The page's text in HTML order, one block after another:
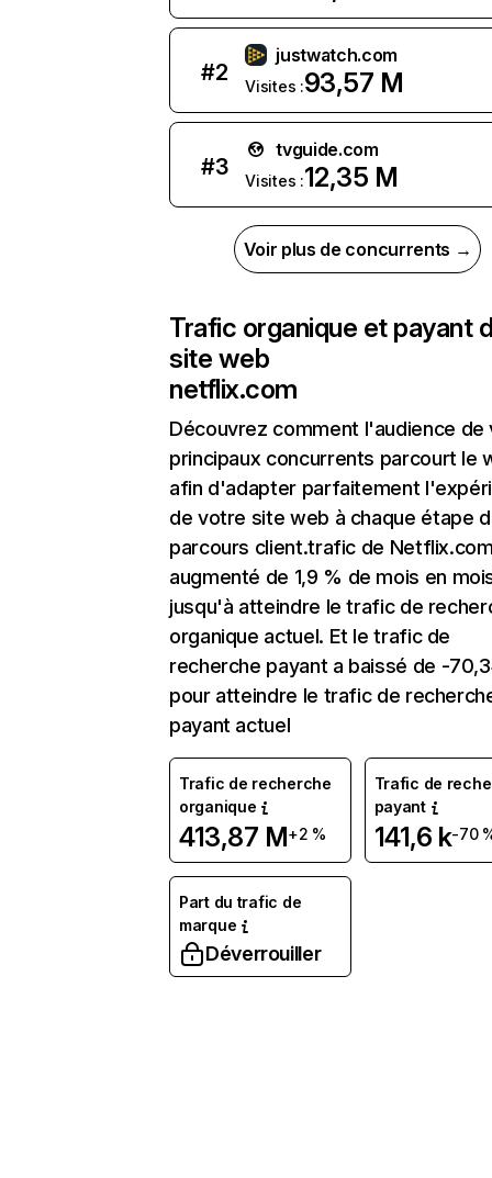
#2
justwatch.com
Visites :93,57 M
#3
tvguide.com
Visites :12,35 M
Voir plus de concurrents →
Trafic organique et payant
site web
netflix.com
Découvrez comment l'audience de
principaux concurrents parcourt le
afin d'adapter parfaitement
de votre site web à chaque étape
parcours client.trafic de
augmenté de 1,9 % de mois en
jusqu'à atteindre le trafic de
organique actuel. Et le trafic de
recherche payant a baissé de -
pour atteindre le trafic de
payant actuel
Trafic de recherche
organique
413,87 M+2 %
Trafic de
payant
141,6 k-70
Part du trafic de
marque
Déverrouiller